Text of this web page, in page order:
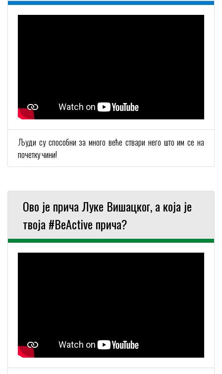
Људи су способни за много веће ствари него што им се на
почетку чини!
Ово је прича Луке Вишацког, а која је
твоја #BeActive прича?